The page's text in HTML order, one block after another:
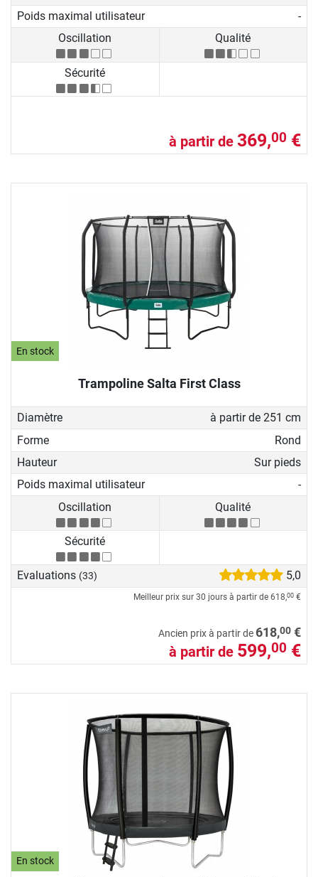
Poids maximal utilisateur
-
Oscillation
Qualité
Sécurité
à partir de 369,00 €
En stock
Trampoline Salta First Class
Diamètre
à partir de 251 cm
Forme
Rond
Hauteur
Sur pieds
Poids maximal utilisateur
-
Oscillation
Qualité
Sécurité
Evaluations (33) 5,0
Meilleur prix sur 30 jours à partir de 618,00 €
Ancien prix à partir de 618,00 €
à partir de 599,00 €
En stock